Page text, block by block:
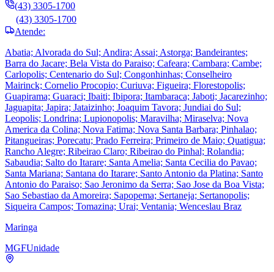
(43) 3305-1700
(43) 3305-1700
Atende:
Abatia; Alvorada do Sul; Andira; Assai; Astorga; Bandeirantes;
Barra do Jacare; Bela Vista do Paraiso; Cafeara; Cambara; Cambe;
Carlopolis; Centenario do Sul; Congonhinhas; Conselheiro
Mairinck; Cornelio Procopio; Curiuva; Figueira; Florestopolis;
Guapirama; Guaraci; Ibaiti; Ibipora; Itambaraca; Jaboti; Jacarezinho;
Jaguapita; Japira; Jataizinho; Joaquim Tavora; Jundiai do Sul;
Leopolis; Londrina; Lupionopolis; Maravilha; Miraselva; Nova
America da Colina; Nova Fatima; Nova Santa Barbara; Pinhalao;
Pitangueiras; Porecatu; Prado Ferreira; Primeiro de Maio; Quatigua;
Rancho Alegre; Ribeirao Claro; Ribeirao do Pinhal; Rolandia;
Sabaudia; Salto do Itarare; Santa Amelia; Santa Cecilia do Pavao;
Santa Mariana; Santana do Itarare; Santo Antonio da Platina; Santo
Antonio do Paraiso; Sao Jeronimo da Serra; Sao Jose da Boa Vista;
Sao Sebastiao da Amoreira; Sapopema; Sertaneja; Sertanopolis;
Siqueira Campos; Tomazina; Urai; Ventania; Wenceslau Braz
Maringa
MGFUnidade